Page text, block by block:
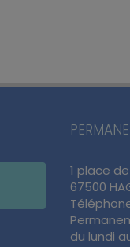
1 place
67500
du lundi